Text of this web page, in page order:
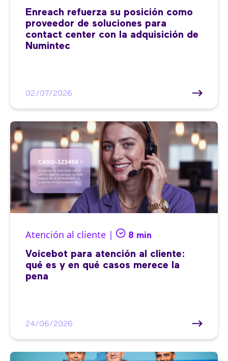
Enreach refuerza su posición como
proveedor de soluciones para
contact center con la adquisición de
Numintec
02/07/2026
Atención al cliente | 8 min
Voicebot para atención al cliente:
qué es y en qué casos merece la
pena
24/06/2026